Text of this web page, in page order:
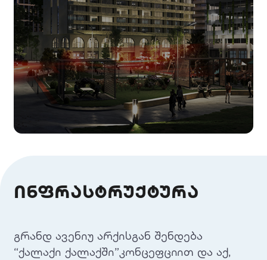
ინფრასტრუქტურა
გრანდ ავენიუ არქისგან შენდება
“ქალაქი ქალაქში”კონცეფციით და აქ,